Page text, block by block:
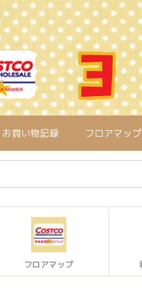
お買い物記録 フロアマップ
フロアマップ